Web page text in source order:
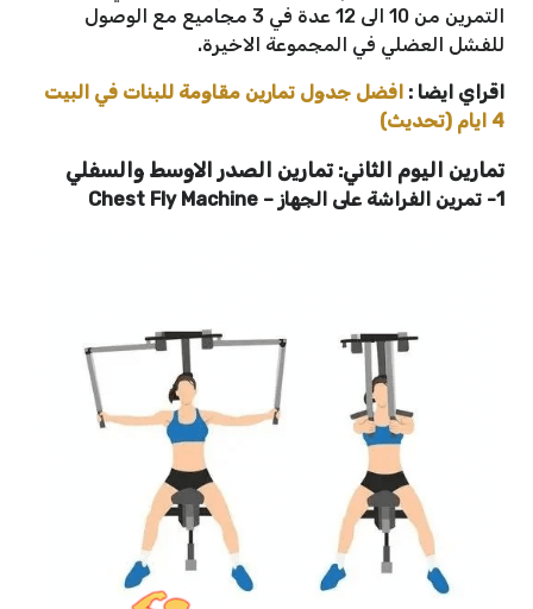
التمرين من 10 الى 12 عدة في 3 مجاميع مع الوصول
للفشل العضلي في المجموعة الاخيرة.
اقراي ايضا : افضل جدول تمارين مقاومة للبنات في البيت
4 ايام (تحديث)
تمارين اليوم الثاني: تمارين الصدر الاوسط والسفلي
1- تمرين الفراشة على الجهاز – Chest Fly Machine